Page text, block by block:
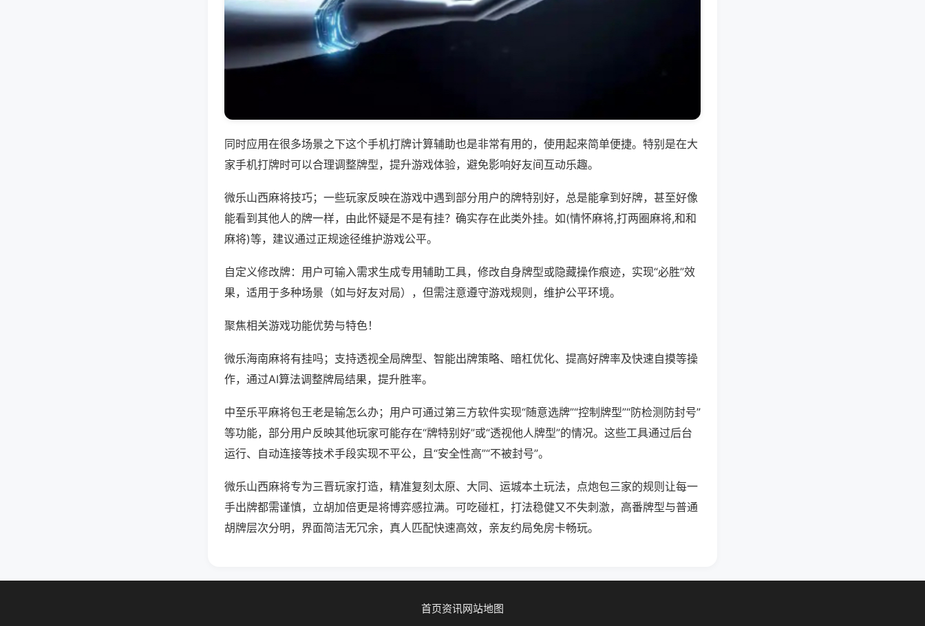
同时应用在很多场景之下这个手机打牌计算辅助也是非常有用的，使用起来简单便捷。特别是在大
家手机打牌时可以合理调整牌型，提升游戏体验，避免影响好友间互动乐趣。
微乐山西麻将技巧；一些玩家反映在游戏中遇到部分用户的牌特别好，总是能拿到好牌，甚至好像
能看到其他人的牌一样，由此怀疑是不是有挂？确实存在此类外挂。如(情怀麻将,打两圈麻将,和和
麻将)等，建议通过正规途径维护游戏公平。
自定义修改牌：用户可输入需求生成专用辅助工具，修改自身牌型或隐藏操作痕迹，实现“必胜”效
果，适用于多种场景（如与好友对局），但需注意遵守游戏规则，维护公平环境。
聚焦相关游戏功能优势与特色！
微乐海南麻将有挂吗；支持透视全局牌型、智能出牌策略、暗杠优化、提高好牌率及快速自摸等操
作，通过AI算法调整牌局结果，提升胜率。
中至乐平麻将包王老是输怎么办；用户可通过第三方软件实现“随意选牌”“控制牌型”“防检测防封号”
等功能，部分用户反映其他玩家可能存在“牌特别好”或“透视他人牌型”的情况。这些工具通过后台
运行、自动连接等技术手段实现不平公，且“安全性高”“不被封号”。
微乐山西麻将专为三晋玩家打造，精准复刻太原、大同、运城本土玩法，点炮包三家的规则让每一
手出牌都需谨慎，立胡加倍更是将博弈感拉满。可吃碰杠，打法稳健又不失刺激，高番牌型与普通
胡牌层次分明，界面简洁无冗余，真人匹配快速高效，亲友约局免房卡畅玩。
首页资讯网站地图